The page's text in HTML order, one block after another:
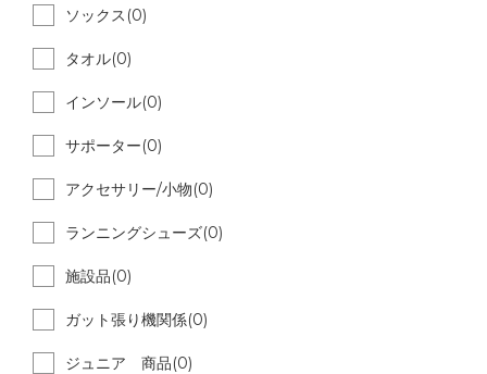
ソックス(0)
タオル(0)
インソール(0)
サポーター(0)
アクセサリー/小物(0)
ランニングシューズ(0)
施設品(0)
ガット張り機関係(0)
ジュニア 商品(0)